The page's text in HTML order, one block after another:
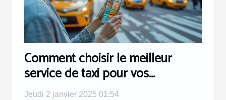
Comment choisir le meilleur
service de taxi pour vos
déplacements
Jeudi 2 janvier 2025 01:54